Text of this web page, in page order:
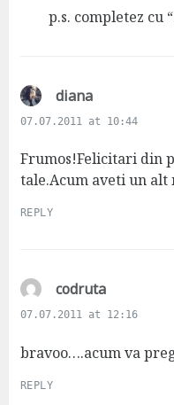
s
p.s. completez cu
dianas
a
s
:
07.07.2011 at 10:44
Frumos!Felicitari din
tale.Acum aveti un
REPLY
codrutas
a
s
07.07.2011 at 12:16
bravoo….acum va
REPLY